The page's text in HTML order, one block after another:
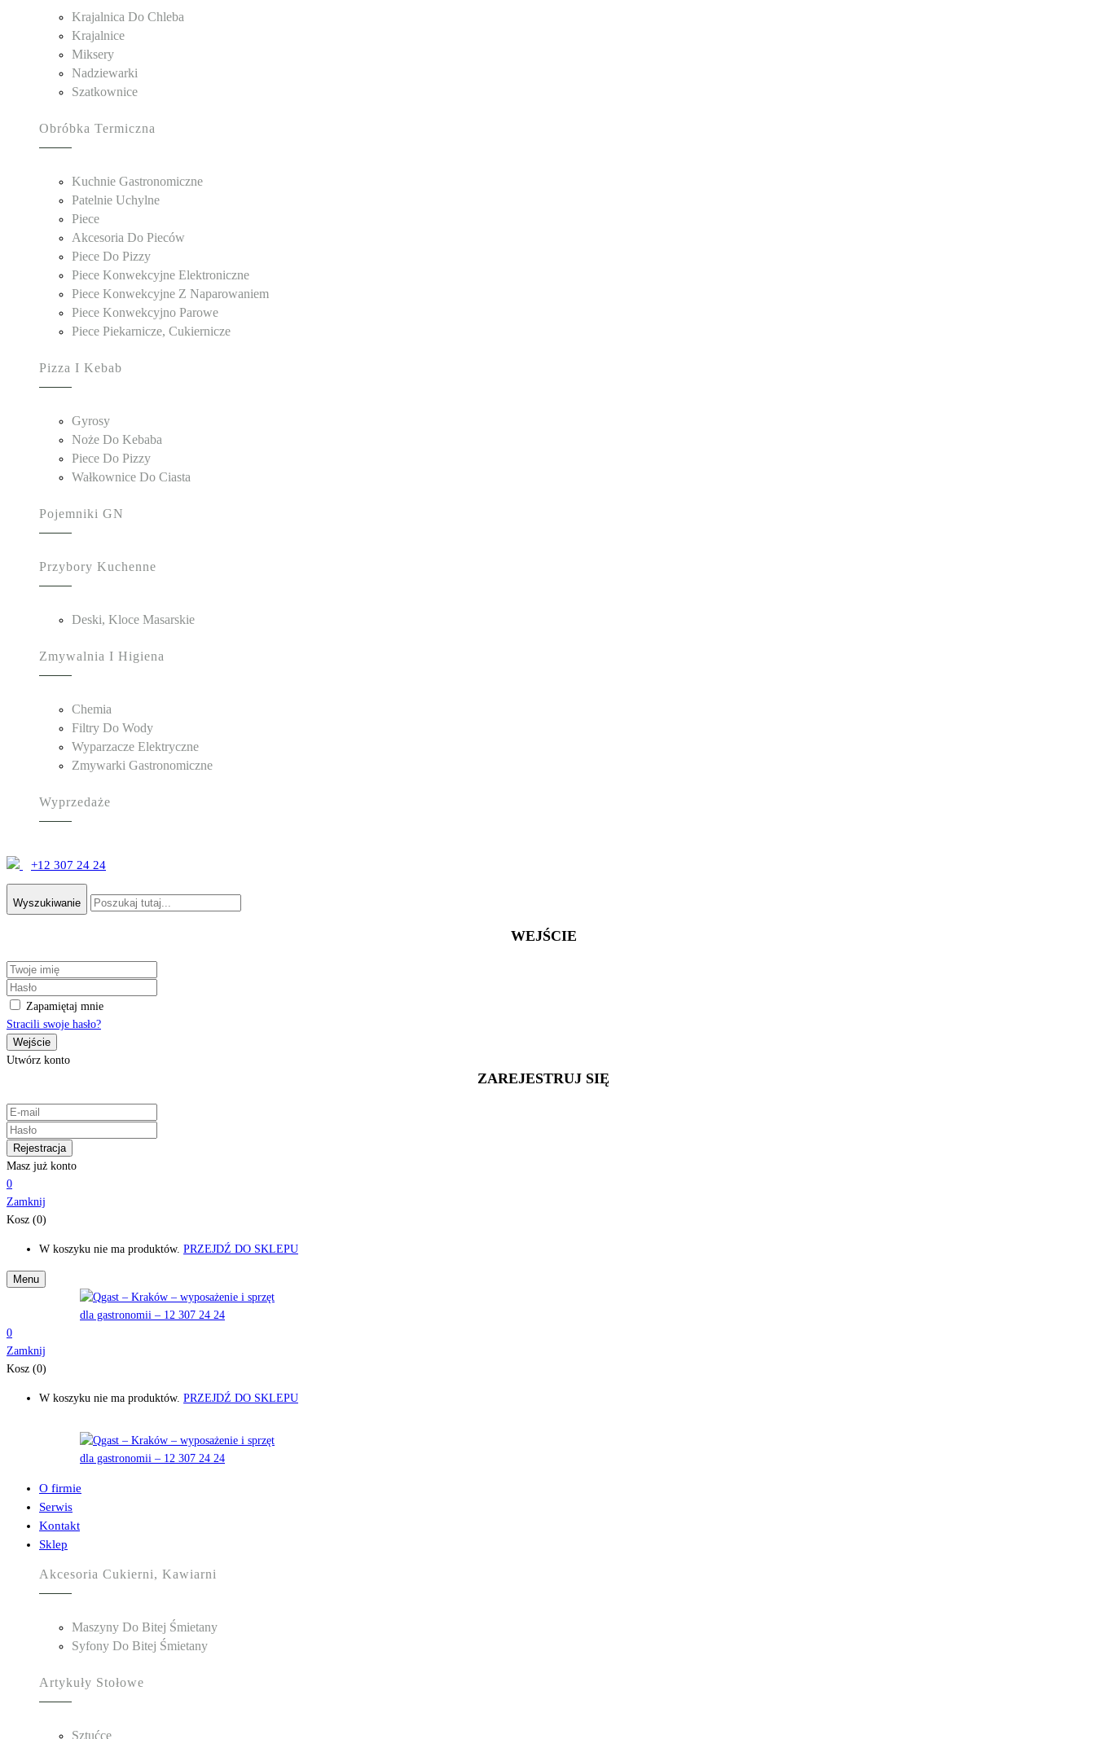
Krajalnica Do Chleba
Krajalnice
Miksery
Nadziewarki
Szatkownice
Obróbka Termiczna
Kuchnie Gastronomiczne
Patelnie Uchylne
Piece
Akcesoria Do Pieców
Piece Do Pizzy
Piece Konwekcyjne Elektroniczne
Piece Konwekcyjne Z Naparowaniem
Piece Konwekcyjno Parowe
Piece Piekarnicze, Cukiernicze
Pizza I Kebab
Gyrosy
Noże Do Kebaba
Piece Do Pizzy
Wałkownice Do Ciasta
Pojemniki GN
Przybory Kuchenne
Deski, Kloce Masarskie
Zmywalnia I Higiena
Chemia
Filtry Do Wody
Wyparzacze Elektryczne
Zmywarki Gastronomiczne
Wyprzedaże
+12 307 24 24
Wyszukiwanie
WEJŚCIE
Zapamiętaj mnie
Stracili swoje hasło?
Utwórz konto
ZAREJESTRUJ SIĘ
Masz już konto
0
Zamknij
Kosz (0)
W koszyku nie ma produktów. PRZEJDŹ DO SKLEPU
Menu
0
Zamknij
Kosz (0)
W koszyku nie ma produktów. PRZEJDŹ DO SKLEPU
O firmie
Serwis
Kontakt
Sklep
Akcesoria Cukierni, Kawiarni
Maszyny Do Bitej Śmietany
Syfony Do Bitej Śmietany
Artykuły Stołowe
Sztućce